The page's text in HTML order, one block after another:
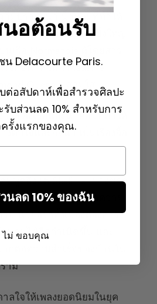
มปรารถนา น้ำหอมที่ทำให้
สบความสำเร็จอย่างยิ่งใหญ่
เรือ Normandie ผู้โดยสาร
จกับน้ำหอมที่ Madame
Guerlain สวมใส่
มของเธอและน้ำหอมที่ทำให้
กใจและอิจฉา เป็นเรื่องอื้อ
พูดถึงแต่ Shalimar บางชาว
น้ำหอมใหม่! มากกว่าความ
ม นิวยอร์กทั้งเมืองต้องการ
นานได้ถือกำเนิดขึ้น และ
ต่อความสำเร็จของบ้านใน
าม
าลใจให้เพลงยอดนิยมในยุค
นอต้อนรับ
น Delacourte Paris.
อสัปดาห์เพื่อสำรวจศิลปะ
บส่วนลด 10% สำหรับการ
รั้งแรกของคุณ.
นลด 10% ของฉัน
ไม่ ขอบคุณ